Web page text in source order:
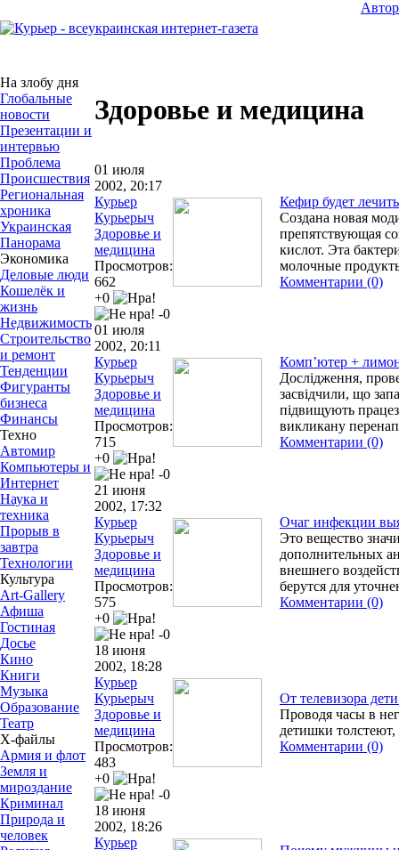
На злобу дня
Глобальные
новости
Презентации и
интервью
Проблема
Происшествия
Региональная
хроника
Украинская
Панорама
Экономика
Деловые люди
Кошелёк и
жизнь
Недвижимость
Строительство
и ремонт
Тенденции
Фигуранты
бизнеса
Финансы
Техно
Автомир
Компьютеры и
Интернет
Наука и
техника
Прорыв в
завтра
Технологии
Культура
Art-Gallery
Афиша
Гостиная
Досье
Кино
Книги
Музыка
Образование
Театр
Х-файлы
Армия и флот
Земля и
мироздание
Криминал
Природа и
человек
Здоровье и медицина
01 июля
2002, 20:17
Курьер
Курьерыч
Здоровье и
медицина
Просмотров:
662
+0
-0
Кефир будет
Создана новая
препятствующая
кислот. Эта
молочные
Комментарии (0)
01 июля
2002, 20:11
Курьер
Курьерыч
Здоровье и
медицина
Просмотров:
715
+0
-0
Комп’ютер +
Дослідження,
засвідчили, що
підвищують
викликану
Комментарии (0)
21 июня
2002, 17:32
Курьер
Курьерыч
Здоровье и
медицина
Просмотров:
575
+0
-0
Очаг инфекции
Это вещество
дополнительных
внешнего
берутся для
Комментарии (0)
18 июня
2002, 18:28
Курьер
Курьерыч
Здоровье и
медицина
Просмотров:
483
+0
-0
От телевизора
Проводя часы в
детишки
Комментарии (0)
18 июня
2002, 18:26
Курьер